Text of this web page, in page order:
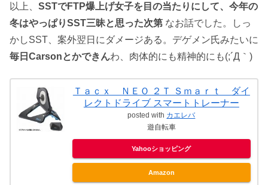
以上、 SSTでFTP爆上げ女子を目の当たりにして、今年の
冬はやっぱりSST三昧と思った次第 なお話でした。しっ
かしSST、案外翌日にダメージある。デゲメン氏みたいに
毎日Carsonとかできんわ、肉体的にも精神的にも(;´Д｀)
Ｔａｃｘ ＮＥＯ ２Ｔ Ｓｍａｒｔ ダイ
レクトドライブ スマートトレーナー
posted with カエレバ
遊自転車
Yahooショッピング
Amazon